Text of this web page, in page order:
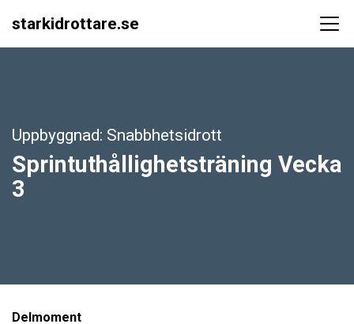
Main Navigation
starkidrottare.se
Uppbyggnad: Snabbhetsidrott
Sprintuthållighetsträning Vecka
3
Delmoment